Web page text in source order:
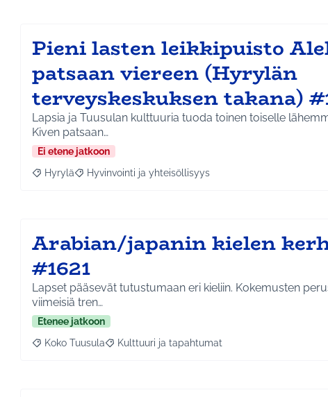
Pieni lasten leikkipuisto
patsaan viereen (Hyrylän
terveyskeskuksen takana)
Lapsia ja Tuusulan kulttuuria tuoda toinen toiselle
Kiven patsaan…
Ei etene jatkoon
Rajaa tulokset aihepiirin mukaan: Hyrylä
Hyrylä Rajaa tulokset teeman mukaan: Hyvinvointi ja
Hyvinvointi ja yhteisöllisyys
Arabian/japanin kielen
#1621
Lapset pääsevät tutustumaan eri kieliin. Kokemusten
viimeisiä tren…
Etenee jatkoon
Rajaa tulokset aihepiirin mukaan: Koko Tuusula
Koko Tuusula Rajaa tulokset teeman mukaan: Kulttuuri ja
Kulttuuri ja tapahtumat